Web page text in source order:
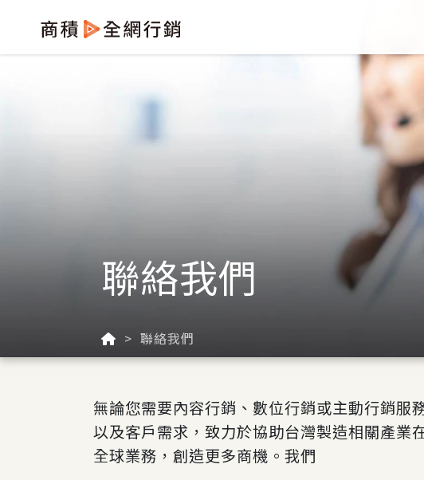
聯絡我們
聯絡我們
無論您需要內容行銷、數位行銷或主動行銷服
以及客戶需求，致力於協助台灣製造相關產業
全球業務，創造更多商機。我們